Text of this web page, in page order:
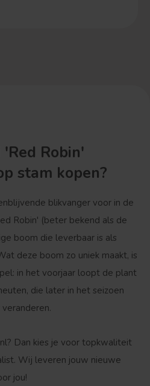
Robin'
stam kopen?
blikvanger voor in de
Robin' (beter bekend als de
boom die leverbaar is als
deze boom zo uniek maakt, is
in het voorjaar loopt de plant
die later in het seizoen
Dan kies je voor topkwaliteit
Wij leveren jouw nieuwe
jou!